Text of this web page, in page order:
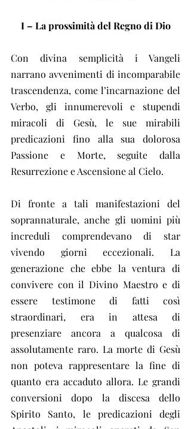
I – La prossimità del Regno di Dio
Con divina semplicità i Vangeli
narrano avvenimenti di incomparabile
trascendenza, come l’incarnazione del
Verbo, gli innumerevoli e stupendi
miracoli di Gesù, le sue mirabili
predicazioni fino alla sua dolorosa
Passione e Morte, seguite dalla
Resurrezione e Ascensione al Cielo.
Di fronte a tali manifestazioni del
soprannaturale, anche gli uomini più
increduli comprendevano di star
vivendo giorni eccezionali. La
generazione che ebbe la ventura di
convivere con il Divino Maestro e di
essere testimone di fatti così
straordinari, era in attesa di
presenziare ancora a qualcosa di
assolutamente raro. La morte di Gesù
non poteva rappresentare la fine di
quanto era accaduto allora. Le grandi
conversioni dopo la discesa dello
Spirito Santo, le predicazioni degli